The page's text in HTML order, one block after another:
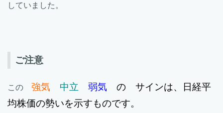
していました。
ご注意
この 強気 中立 弱気 の サインは、日経平
均株価の勢いを示すものです。